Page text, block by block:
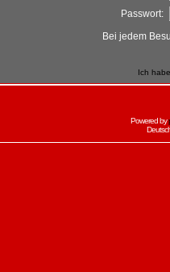
Passwort:
Bei jedem
Ich
Powered by